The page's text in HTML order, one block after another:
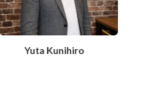
Ryota Oyamada